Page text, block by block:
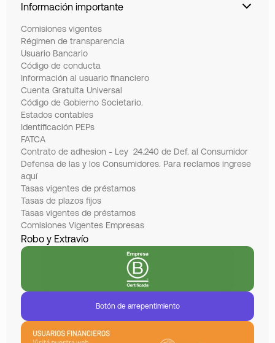
Información importante
Comisiones vigentes
Régimen de transparencia
Usuario Bancario
Código de conducta
Información al usuario financiero
Cuenta Gratuita Universal
Código de Gobierno Societario.
Estados contables
Identificación PEPs
FATCA
Contrato de adhesion - Ley 24.240 de Def. al Consumidor
Defensa de las y los Consumidores. Para reclamos ingrese
aquí
Tasas vigentes de préstamos
Tasas de plazos fijos
Tasas vigentes de préstamos
Comisiones Vigentes Empresas
Robo y Extravío
Botón de arrepentimiento